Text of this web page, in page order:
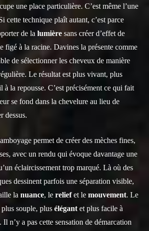
une place particulière. C’est même l’une
cette technique plaît autant, c’est parce
de la lumière sans créer d’effet de
figé à la racine. Davines la présente comme
de sélectionner les cheveux de manière
Le résultat est plus vivant, plus
à la repousse. C’est précisément ce qui fait
se fond dans la chevelure au lieu de
dessus.
permet de créer des mèches fines,
avec un rendu qui évoque davantage une
éclaircissement trop marqué. Là où des
dessinent parfois une séparation visible,
la nuance, le reliefet le mouvement. Le
souple, plus élégant et plus facile à
n’y a pas cette sensation de démarcation